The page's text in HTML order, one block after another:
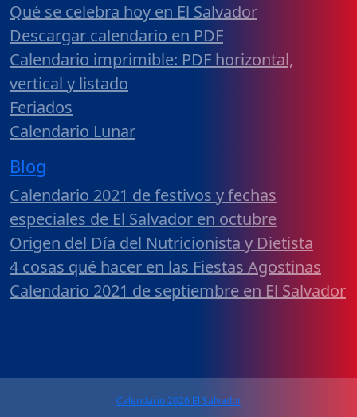
Qué se celebra hoy en El Salvador
Descargar calendario en PDF
Calendario imprimible: PDF horizontal,
vertical y listado
Feriados
Calendario Lunar
Blog
Calendario 2021 de festivos y fechas
especiales de El Salvador en octubre
Origen del Día del Nutricionista y Dietista
4 cosas qué hacer en las Fiestas Agostinas
Calendario 2021 de septiembre en El Salvador
Calendario 2026 El Salvador